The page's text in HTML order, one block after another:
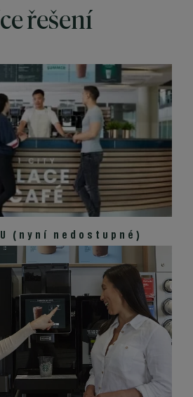
řešení
(nyní nedostupné)